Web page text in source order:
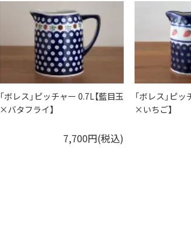
「ボレス」ピッチャー 0.7L【藍目玉
×バタフライ】
7,700円(税込)
「ボレス」ピ
×いちご】